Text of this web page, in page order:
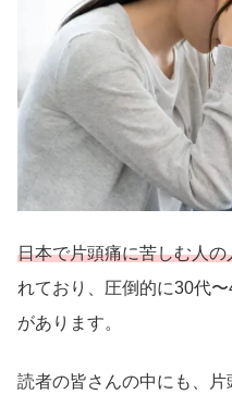
日本で片頭痛に苦しむ人
れており、圧倒的に30代
があります。
読者の皆さんの中にも、